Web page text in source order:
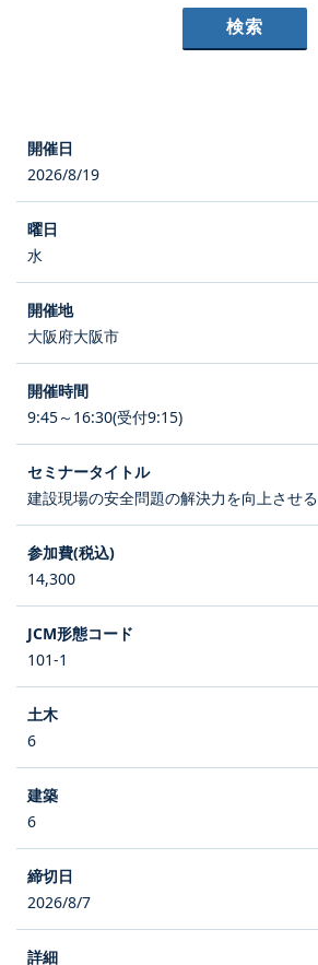
2026/8/19
水
大阪府大阪市
9:45～16:30(受付9:15)
建設現場の安全問題の解決力を向上させる
14,300
101-1
6
6
2026/8/7